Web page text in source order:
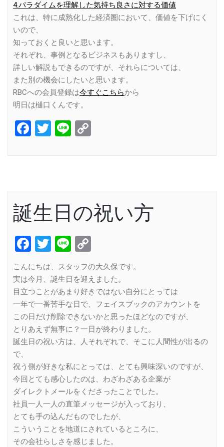
4.パラダイムを理解した気持ち良さに対する価値
これは、特に成熟化した経済圏において、価値を下げにく
いので、
知っておくと良いと思います。
それぞれ、事例となるビジネスもありますし、
詳しい解説もできるのですが、それらについては、
また別の機会にしたいと思います。
RBCへの会員登録は今すぐこちらから
明日は樋口くんです。
Facebook
Twitter
Line
誕生日の祝い方
Facebook
Twitter
Line
Link
こんにちは、スタッフの大久保です。
実は今月、誕生日を迎えました。
目立つことがあまり好きではない自分にとっては
一年で一番苦手な日で、フェイスブックのアカウントを
この日だけ削除できないかと思ったほどなのですが、
とりあえず無事に？一日が終わりました。
誕生日の祝い方は、人それぞれで、そこに人間性が出るの
で、
祝う側が好きな私にとっては、とても興味深いのですが、
今回とても感心したのは、わざわざある企業が
ダイレクトメールをくださったことでした。
社員一人一人の直筆メッセージが入っており、
とても手の込んだものでしたが、
こういうことを地道にされているところに、
その会社らしさを感じました。